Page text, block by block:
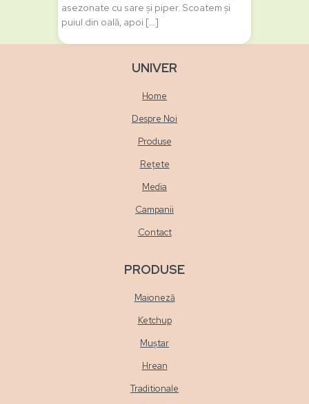
asezonate cu sare și piper. Scoatem și
puiul din oală, apoi […]
UNIVER
Home
Despre Noi
Produse
Rețete
Media
Campanii
Contact
PRODUSE
Maioneză
Ketchup
Muștar
Hrean
Traditionale